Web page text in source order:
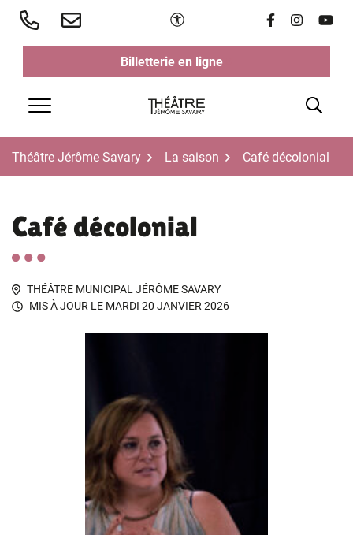
Aller
contenu
Paramètres d'accessibilité
Lien vers le
Lien vers
Lien
Billetterie en ligne(ouverture dans un nouvel
(ouverture dans un nouvel
Menu
Théâtre Jérôme Savary La saison Café décolonial
Café décolonial
THÉÂTRE MUNICIPAL JÉRÔME SAVARY
MIS À JOUR LE MARDI 20 JANVIER 2026